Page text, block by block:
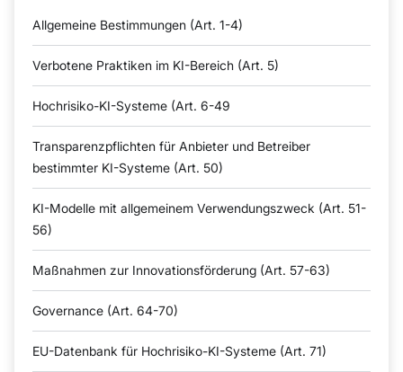
Allgemeine Bestimmungen (Art. 1-4)
Verbotene Praktiken im KI-Bereich (Art. 5)
Hochrisiko-KI-Systeme (Art. 6-49
Transparenzpflichten für Anbieter und Betreiber
bestimmter KI-Systeme (Art. 50)
KI-Modelle mit allgemeinem Verwendungszweck (Art. 51-
56)
Maßnahmen zur Innovationsförderung (Art. 57-63)
Governance (Art. 64-70)
EU-Datenbank für Hochrisiko-KI-Systeme (Art. 71)